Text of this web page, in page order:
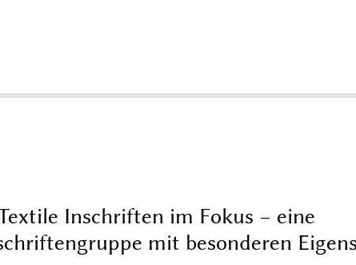
Inschriften im Fokus − eine
mit besonderen